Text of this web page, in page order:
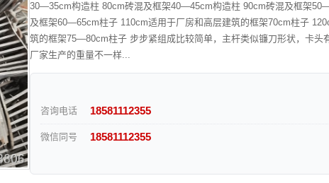
30—35cm构造柱 80cm砖混及框架40—45cm构造柱 90cm砖混及框架
及框架60—65cm柱子 110cm适用于厂房和高层建筑的框架70cm柱子
筑的框架75—80cm柱子 步步紧组成比较简单，主杆类似镰刀形状，卡头
厂家生产的重量不一样...
咨询电话 18581112355
微信同号 18581112355